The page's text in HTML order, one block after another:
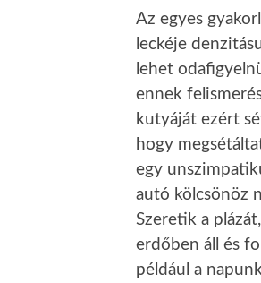
Az egyes
leckéje
lehet
ennek
kutyáját ezért
hogy
egy
autó kölcsönöz
Szeretik a
erdőben áll és
például a